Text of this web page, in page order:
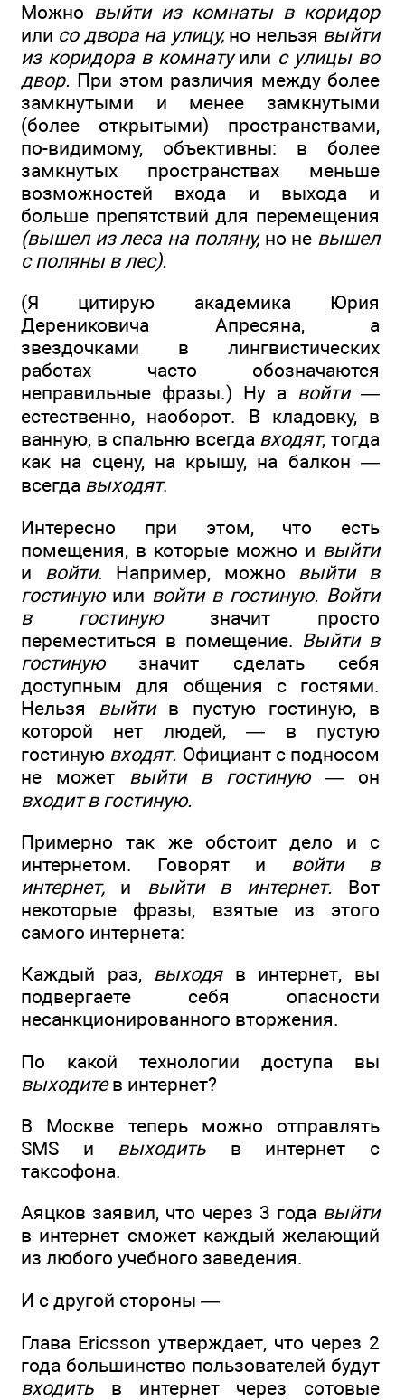
Можно выйти из комнаты в коридор
или со двора на улицу,но нельзя выйти
из коридора в комнатуили с улицы во
двор. При этом различия между более
замкнутыми и менее замкнутыми
(более открытыми) пространствами,
по-видимому, объективны: в более
замкнутых пространствах меньше
возможностей входа и выхода и
больше препятствий для перемещения
(вышел из леса на поляну,но не вышел
с поляны в лес).
(Я цитирую академика Юрия
Дерениковича Апресяна, а
звездочками в лингвистических
работах часто обозначаются
неправильные фразы.) Ну а войти —
естественно, наоборот. В кладовку, в
ванную, в спальню всегда входят, тогда
как на сцену, на крышу, на балкон —
всегда выходят.
Интересно при этом, что есть
помещения, в которые можно и выйти
и войти. Например, можно выйти в
гостинуюили войти в гостиную. Войти
в гостинуюзначит просто
переместиться в помещение. Выйти в
гостинуюзначит сделать себя
доступным для общения с гостями.
Нельзя выйтив пустую гостиную, в
которой нет людей, — в пустую
гостиную входят. Официант с подносом
не может выйти в гостиную — он
входит в гостиную.
Примерно так же обстоит дело и с
интернетом. Говорят и войти в
интернет, и выйти в интернет. Вот
некоторые фразы, взятые из этого
самого интернета:
Каждый раз, выходяв интернет, вы
подвергаете себя опасности
несанкционированного вторжения.
По какой технологии доступа вы
выходитев интернет?
В Москве теперь можно отправлять
SMS и выходить в интернет с
таксофона.
Аяцков заявил, что через 3 года выйти
в интернет сможет каждый желающий
из любого учебного заведения.
И с другой стороны —
Глава Ericsson утверждает, что через 2
года большинство пользователей будут
входить в интернет через сотовые